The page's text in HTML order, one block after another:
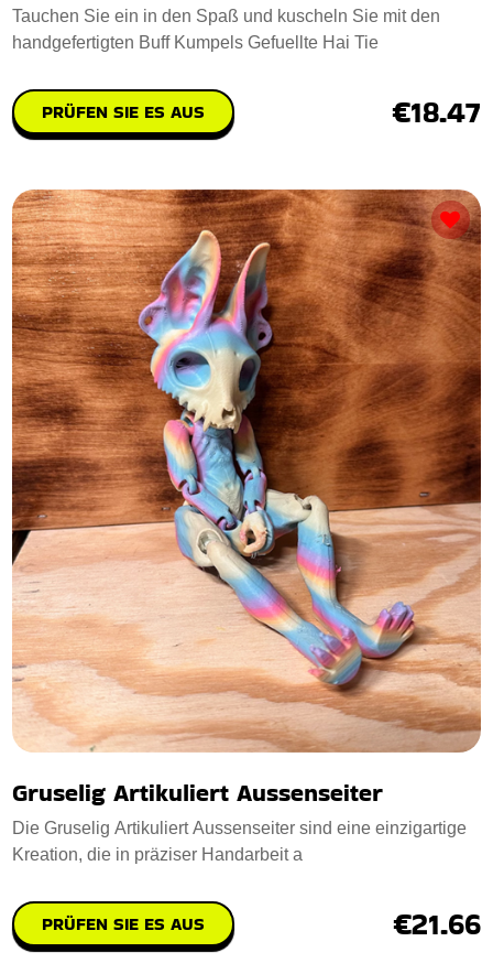
Tauchen Sie ein in den Spaß und kuscheln Sie mit den
handgefertigten Buff Kumpels Gefuellte Hai Tie
PRÜFEN SIE ES AUS €18.47
Gruselig Artikuliert Aussenseiter
Die Gruselig Artikuliert Aussenseiter sind eine einzigartige
Kreation, die in präziser Handarbeit a
PRÜFEN SIE ES AUS €21.66